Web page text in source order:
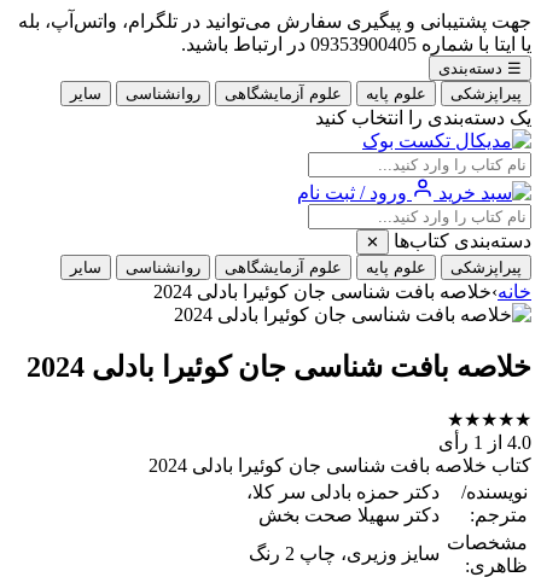
جهت پشتیبانی و پیگیری سفارش می‌توانید در تلگرام، واتس‌آپ، بله
یا ایتا با شماره 09353900405 در ارتباط باشید.
☰ دسته‌بندی
پیراپزشکی
علوم پایه علوم آزمایشگاهی روانشناسی سایر
یک دسته‌بندی را انتخاب کنید
ورود / ثبت نام
دسته‌بندی کتاب‌ها
✕
پیراپزشکی
علوم پایه علوم آزمایشگاهی روانشناسی سایر
خانه›خلاصه بافت شناسی جان کوئیرا بادلی 2024
خلاصه بافت شناسی جان کوئیرا بادلی 2024
★
★
★
★
★
4.0 از 1 رأی
کتاب خلاصه بافت شناسی جان کوئیرا بادلی 2024
نویسنده/
مترجم:
دکتر حمزه بادلی سر کلا،
دکتر سهیلا صحت بخش
مشخصات
ظاهری:
سایز وزیری، چاپ 2 رنگ